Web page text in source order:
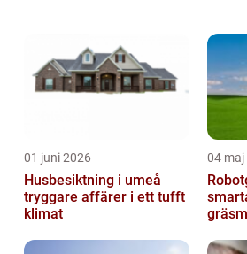
bara om att se till att
01 juni 2026
Husbesiktning i umeå
tryggare affärer i ett tufft
klimat
04 maj